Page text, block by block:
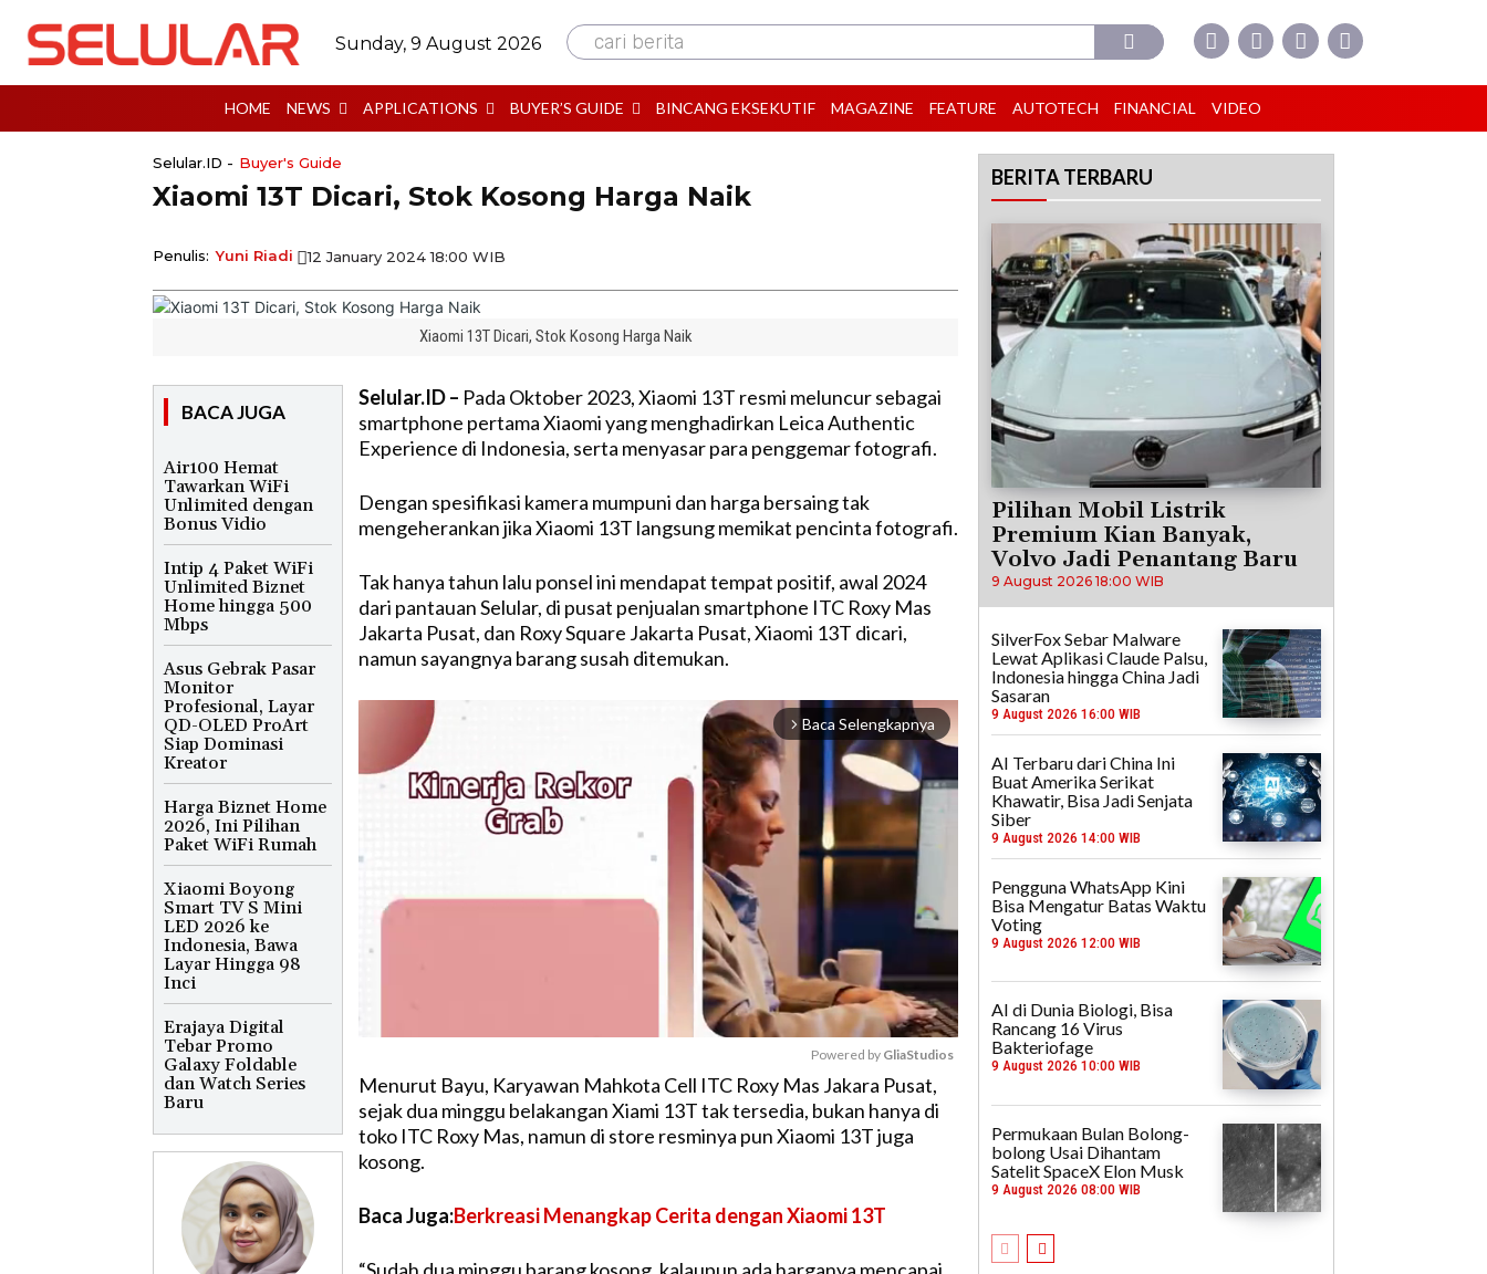
Sunday, 9 August 2026 cari berita
HOME NEWS APPLICATIONS BUYER’S GUIDE BINCANG EKSEKUTIF MAGAZINE FEATURE AUTOTECH FINANCIAL VIDEO
Selular.ID - Buyer's Guide
Xiaomi 13T Dicari, Stok Kosong Harga Naik
Penulis: Yuni Riadi 12 January 2024 18:00 WIB
Xiaomi 13T Dicari, Stok Kosong Harga Naik
BACA JUGA
Air100 Hemat
Tawarkan WiFi
Unlimited dengan
Bonus Vidio
Intip 4 Paket WiFi
Unlimited Biznet
Home hingga 500
Mbps
Asus Gebrak Pasar
Monitor
Profesional, Layar
QD-OLED ProArt
Siap Dominasi
Kreator
Harga Biznet Home
2026, Ini Pilihan
Paket WiFi Rumah
Xiaomi Boyong
Smart TV S Mini
LED 2026 ke
Indonesia, Bawa
Layar Hingga 98
Inci
Erajaya Digital
Tebar Promo
Galaxy Foldable
dan Watch Series
Baru
Selular.ID – Pada Oktober 2023, Xiaomi 13T resmi meluncur sebagai
smartphone pertama Xiaomi yang menghadirkan Leica Authentic
Experience di Indonesia, serta menyasar para penggemar fotografi.
Dengan spesifikasi kamera mumpuni dan harga bersaing tak
mengeherankan jika Xiaomi 13T langsung memikat pencinta fotografi.
Tak hanya tahun lalu ponsel ini mendapat tempat positif, awal 2024
dari pantauan Selular, di pusat penjualan smartphone ITC Roxy Mas
Jakarta Pusat, dan Roxy Square Jakarta Pusat, Xiaomi 13T dicari,
namun sayangnya barang susah ditemukan.
arrow_forward_ios Baca Selengkapnya
M
u
e
Powered by GliaStudios
Menurut Bayu, Karyawan Mahkota Cell ITC Roxy Mas Jakara Pusat,
sejak dua minggu belakangan Xiami 13T tak tersedia, bukan hanya di
toko ITC Roxy Mas, namun di store resminya pun Xiaomi 13T juga
kosong.
Baca Juga:Berkreasi Menangkap Cerita dengan Xiaomi 13T
BERITA TERBARU
Pilihan Mobil Listrik
Premium Kian Banyak,
Volvo Jadi Penantang Baru
9 August 2026 18:00 WIB
SilverFox Sebar Malware
Lewat Aplikasi Claude Palsu,
Indonesia hingga China Jadi
Sasaran
9 August 2026 16:00 WIB
AI Terbaru dari China Ini
Buat Amerika Serikat
Khawatir, Bisa Jadi Senjata
Siber
9 August 2026 14:00 WIB
Pengguna WhatsApp Kini
Bisa Mengatur Batas Waktu
Voting
9 August 2026 12:00 WIB
AI di Dunia Biologi, Bisa
Rancang 16 Virus
Bakteriofage
9 August 2026 10:00 WIB
Permukaan Bulan Bolong-
bolong Usai Dihantam
Satelit SpaceX Elon Musk
9 August 2026 08:00 WIB